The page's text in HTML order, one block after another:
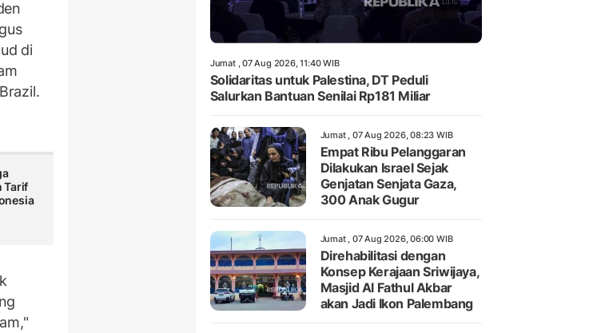
di
Tarif
Jumat , 07 Aug 2026, 11:40 WIB
Solidaritas untuk Palestina, DT Peduli
Salurkan Bantuan Senilai Rp181 Miliar
Jumat , 07 Aug 2026, 08:23 WIB
Empat Ribu Pelanggaran
Dilakukan Israel Sejak
Genjatan Senjata Gaza,
300 Anak Gugur
Jumat , 07 Aug 2026, 06:00 WIB
Direhabilitasi dengan
Konsep Kerajaan Sriwijaya,
Masjid Al Fathul Akbar
akan Jadi Ikon Palembang